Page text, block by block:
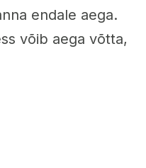
endale aega.
võib aega võtta,